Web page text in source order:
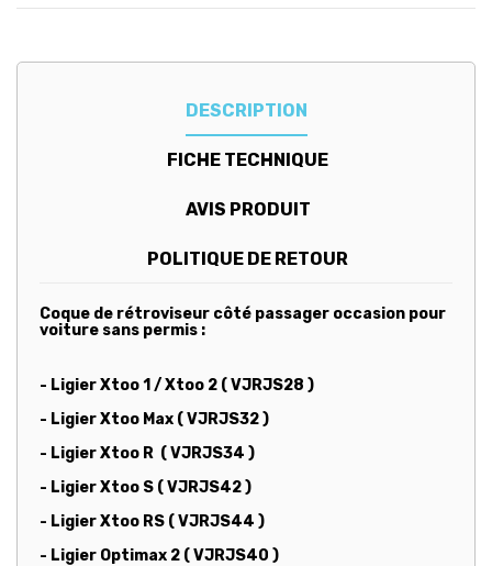
DESCRIPTION
FICHE TECHNIQUE
AVIS PRODUIT
POLITIQUE DE RETOUR
Coque de rétroviseur côté passager occasion pour
voiture sans permis :
- Ligier Xtoo 1 / Xtoo 2 ( VJRJS28 )
- Ligier Xtoo Max ( VJRJS32 )
- Ligier Xtoo R ( VJRJS34 )
- Ligier Xtoo S ( VJRJS42 )
- Ligier Xtoo RS ( VJRJS44 )
- Ligier Optimax 2 ( VJRJS40 )